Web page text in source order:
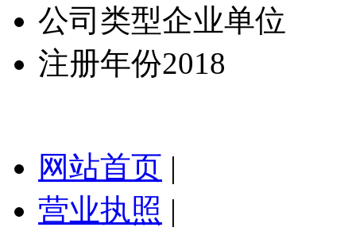
公司类型企业单位
注册年份2018
网站首页 |
营业执照 |